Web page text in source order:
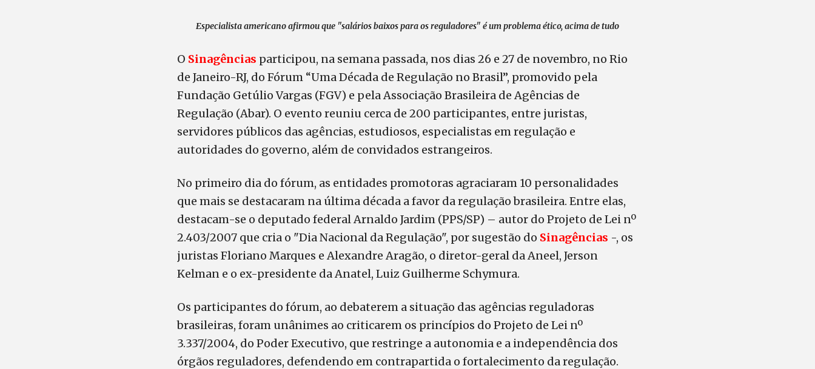
Especialista americano afirmou que "salários baixos para os reguladores" é um problema ético, acima de tudo
O Sinagências participou, na semana passada, nos dias 26 e 27 de novembro, no Rio
de Janeiro-RJ, do Fórum “Uma Década de Regulação no Brasil”, promovido pela
Fundação Getúlio Vargas (FGV) e pela Associação Brasileira de Agências de
Regulação (Abar). O evento reuniu cerca de 200 participantes, entre juristas,
servidores públicos das agências, estudiosos, especialistas em regulação e
autoridades do governo, além de convidados estrangeiros.
No primeiro dia do fórum, as entidades promotoras agraciaram 10 personalidades
que mais se destacaram na última década a favor da regulação brasileira. Entre elas,
destacam-se o deputado federal Arnaldo Jardim (PPS/SP) – autor do Projeto de Lei nº
2.403/2007 que cria o "Dia Nacional da Regulação", por sugestão do Sinagências -, os
juristas Floriano Marques e Alexandre Aragão, o diretor-geral da Aneel, Jerson
Kelman e o ex-presidente da Anatel, Luiz Guilherme Schymura.
Os participantes do fórum, ao debaterem a situação das agências reguladoras
brasileiras, foram unânimes ao criticarem os princípios do Projeto de Lei nº
3.337/2004, do Poder Executivo, que restringe a autonomia e a independência dos
órgãos reguladores, defendendo em contrapartida o fortalecimento da regulação.